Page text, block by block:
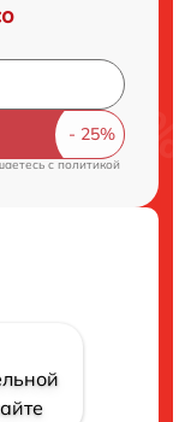
cполитикой